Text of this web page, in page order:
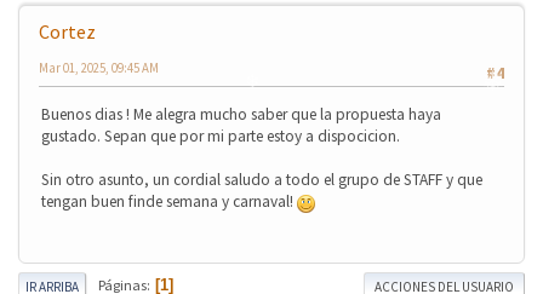
Cortez
#4
Mar 01, 2025, 09:45 AM
Buenos dias ! Me alegra mucho saber que la propuesta haya
gustado. Sepan que por mi parte estoy a dispocicion.
Sin otro asunto, un cordial saludo a todo el grupo de STAFF y que
tengan buen finde semana y carnaval!
IR ARRIBA Páginas 1 ACCIONES DEL USUARIO
❄